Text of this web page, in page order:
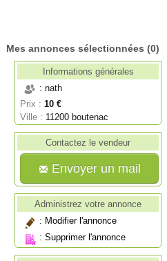
Mes annonces sélectionnées (0)
Informations générales
: nath
Prix : 10 €
Ville : 11200 boutenac
Contactez le vendeur
Envoyer un mail
Administrez votre annonce
: Modifier l'annonce
: Supprimer l'annonce